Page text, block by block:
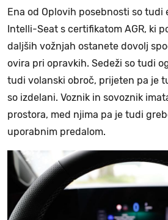
Ena od Oplovih posebnosti so tudi
Intelli-Seat s certifikatom AGR, ki
daljših vožnjah ostanete dovolj
ovira pri opravkih. Sedeži so tudi
tudi volanski obroč, prijeten pa je
so izdelani. Voznik in sovoznik
prostora, med njima pa je tudi
uporabnim predalom.